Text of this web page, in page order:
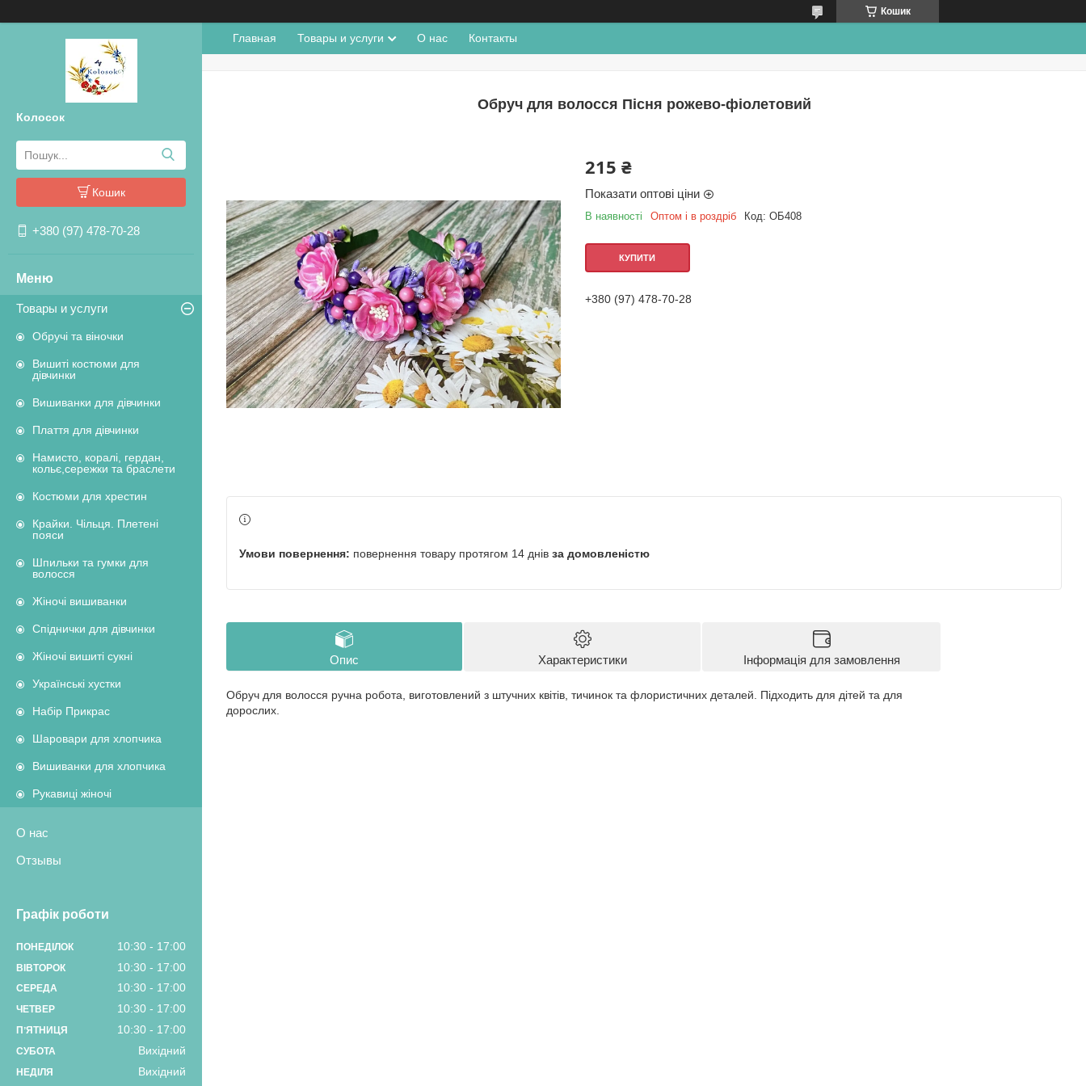
Кошик
Колосок
Кошик
+380 (97) 478-70-28
Товары и услуги
Обручі та віночки
Вишиті костюми для
дівчинки
Вишиванки для дівчинки
Плаття для дівчинки
Намисто, коралі, гердан,
кольє,сережки та браслети
Костюми для хрестин
Крайки. Чільця. Плетені
пояси
Шпильки та гумки для
волосся
Жіночі вишиванки
Спіднички для дівчинки
Жіночі вишиті сукні
Українські хустки
Набір Прикрас
Шаровари для хлопчика
Вишиванки для хлопчика
Рукавиці жіночі
О нас
Отзывы
Графік роботи
ПОНЕДІЛОК 10:30 17:00
ВІВТОРОК 10:30 17:00
СЕРЕДА 10:30 17:00
ЧЕТВЕР 10:30 17:00
ПʼЯТНИЦЯ 10:30 17:00
СУБОТА Вихідний
НЕДІЛЯ Вихідний
Главная Товары и услуги О нас Контакты
Обруч для волосся Пісня рожево-фіолетовий
215 ₴
Показати оптові ціни
В наявності Оптом і в роздріб Код: ОБ408
КУПИТИ
+380 (97) 478-70-28
повернення товару протягом 14 днів за домовленістю
Опис Характеристики Інформація для замовлення
Обруч для волосся ручна робота, виготовлений з штучних квітів, тичинок та флористичних деталей. Підходить для дітей та для
дорослих.